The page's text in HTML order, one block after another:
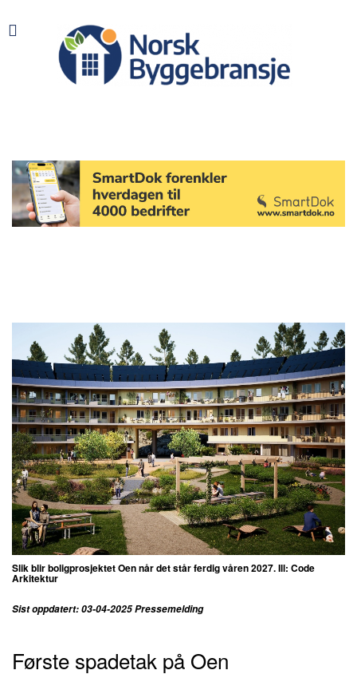
Slik blir boligprosjektet Oen når det står ferdig våren 2027. Ill: Code
Arkitektur
Sist oppdatert: 03-04-2025 Pressemelding
Første spadetak på Oen